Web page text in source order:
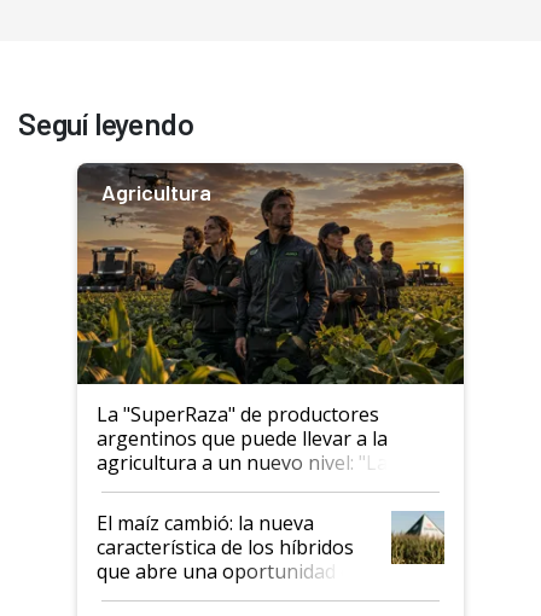
Seguí leyendo
Agricultura
La "SuperRaza" de productores
argentinos que puede llevar a la
agricultura a un nuevo nivel: "Las
posibilidades de crecimiento son
infinitas"
El maíz cambió: la nueva
característica de los híbridos
que abre una oportunidad en
el lote